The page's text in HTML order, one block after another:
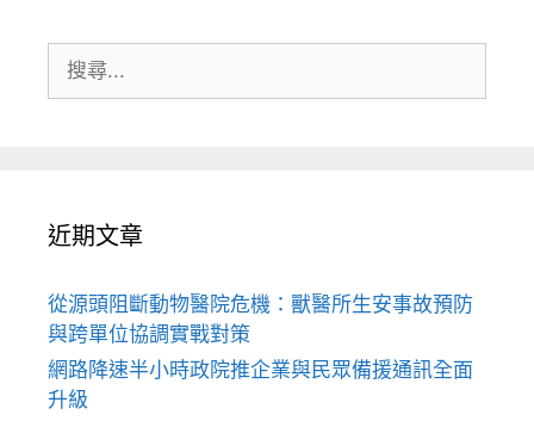
尋:
近期文章
從源頭阻斷動物醫院危機：獸醫所生安事故預防
與跨單位協調實戰對策
網路降速半小時政院推企業與民眾備援通訊全面
升級